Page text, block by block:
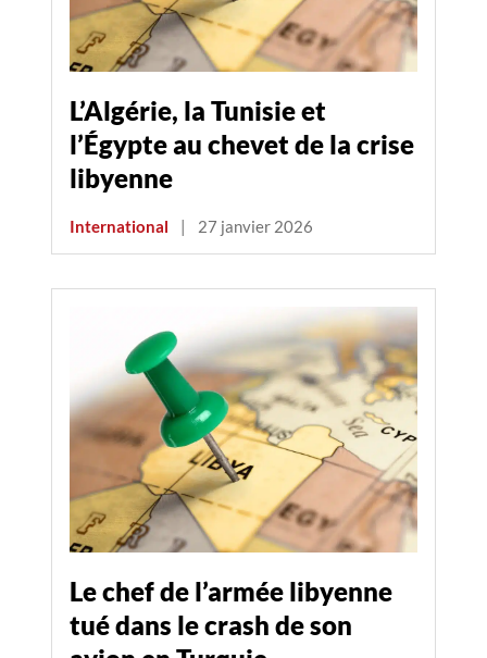
L’Algérie, la Tunisie et
l’Égypte au chevet de la crise
libyenne
International | 27 janvier 2026
Le chef de l’armée libyenne
tué dans le crash de son